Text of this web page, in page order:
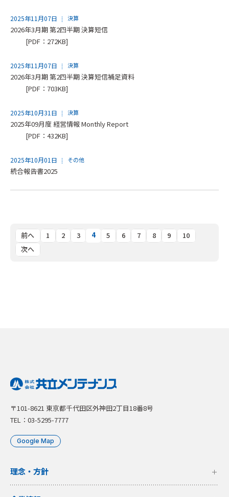
2025年11月07日 決算
2026年3月期 第2四半期 決算短信
[PDF：272KB]
2025年11月07日 決算
2026年3月期 第2四半期 決算短信補足資料
[PDF：703KB]
2025年10月31日 決算
2025年09月度 経営情報 Monthly Report
[PDF：432KB]
2025年10月01日 その他
統合報告書2025
前へ 1 2 3 4 5 6 7 8 9
10
次へ
〒101-8621 東京都千代田区外神田2丁目18番8号
TEL：03-5295-7777
Google Map
理念・方針